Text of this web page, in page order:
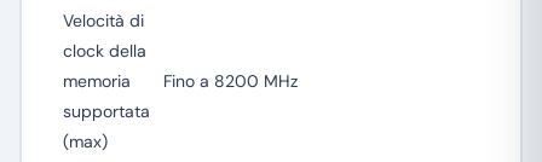
Velocità di
clock della
memoria
supportata
(max)
Fino a 8200 MHz